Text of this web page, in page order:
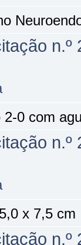
n.º
0 com
n.º
x 7,5 cm
n.º